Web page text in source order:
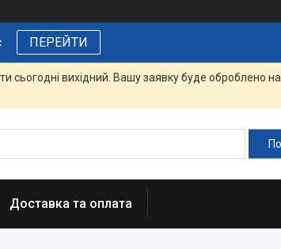
ПЕРЕЙТИ
сьогодні вихідний. Вашу заявку буде оброблено
Доставка та оплата